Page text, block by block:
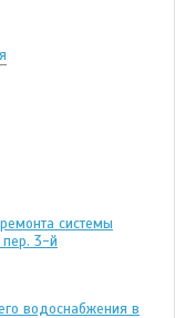
системы
пер. 3-й
водоснабжения в